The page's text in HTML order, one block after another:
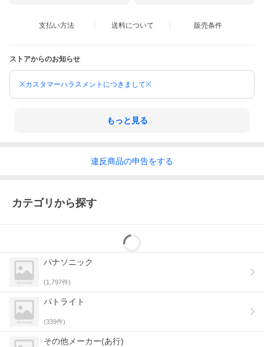
支払い方法 送料について 販売条件
ストアからのお知らせ
※カスタマーハラスメントにつきまして※
もっと見る
違反商品の申告をする
カテゴリから探す
パナソニック
(1,797件)
パトライト
(339件)
その他メーカー(あ行)